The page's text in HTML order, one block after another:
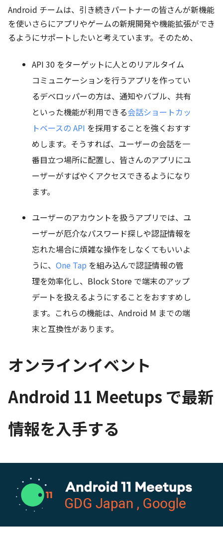
Android チームは、引き続きパートナーの皆さんが新機能
を使いさらにアプリやゲームの新規開発や機能拡張ができ
るようにサポートしたいと考えています。そのため、
API 30 をターゲットに人とのリアルタイム
コミュニケーションを行うアプリを作ってい
るデベロッパーの方は、通知やバブル、共有
といった機能が利用できる会話ショートカッ
トベースの API を採用することを強くおすす
めします。そうすれば、ユーザーの会話を一
番目立つ場所に配置し、皆さんのアプリにユ
ーザーがすばやくアクセスできるようになり
ます。
ユーザーのアカウントを扱うアプリでは、ユ
ーザーが厄介なパスワード探しや認証情報を
忘れた場合に煩雑な操作をしなくてもいいよ
うに、 One Tap を組み込んで認証情報の管
理を効率化し、Block Store で端末のアップ
デートを扱えるようにすることをおすすめし
ます。これらの機能は、Android M までの端
末と互換性があります。
オンラインイベント
Android 11 Meetups で最新
情報を入手する